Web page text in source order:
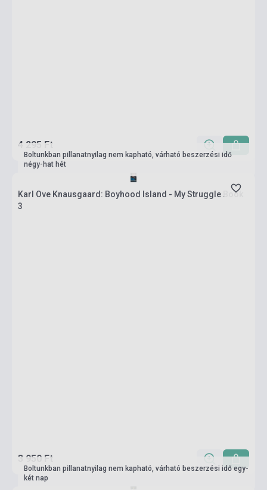
4 295 Ft
Boltunkban pillanatnyilag nem kapható, várható beszerzési idő
négy-hat hét
Karl Ove Knausgaard: Boyhood Island - My Struggle Book
3
3 950 Ft
Boltunkban pillanatnyilag nem kapható, várható beszerzési idő egy-
két nap